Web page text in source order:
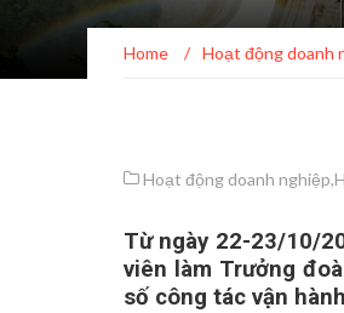
Home / Hoạt động doanh
Hoạt động doanh nghiệp,
Từ ngày 22-23/10/
viên làm Trưởng
số công tác vận